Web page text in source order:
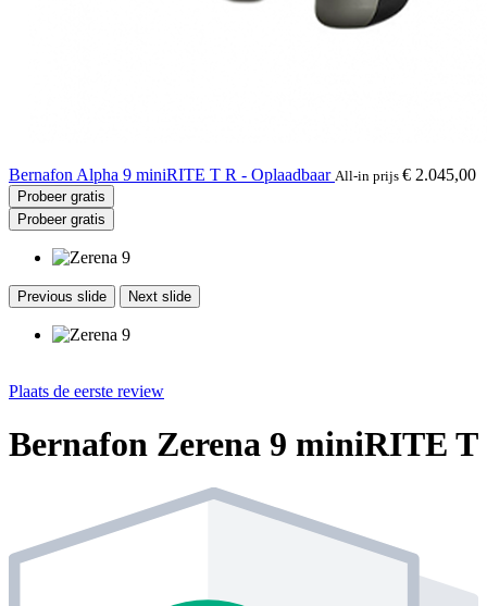
Bernafon Alpha 9 miniRITE T R - Oplaadbaar All-in prijs € 2.045,00
Probeer gratis
Probeer gratis
Previous slide Next slide
Plaats de eerste review
Bernafon Zerena 9 miniRITE T